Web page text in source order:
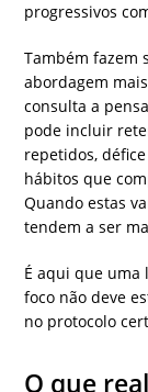
progressivos
Também fazem
abordagem
consulta a
pode incluir
repetidos,
hábitos que
Quando estas
tendem a ser
É aqui que uma
foco não deve
no protocolo
O que